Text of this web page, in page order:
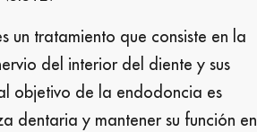
un tratamiento que consiste en la
del interior del diente y sus
objetivo de la endodoncia es
dentaria y mantener su función en